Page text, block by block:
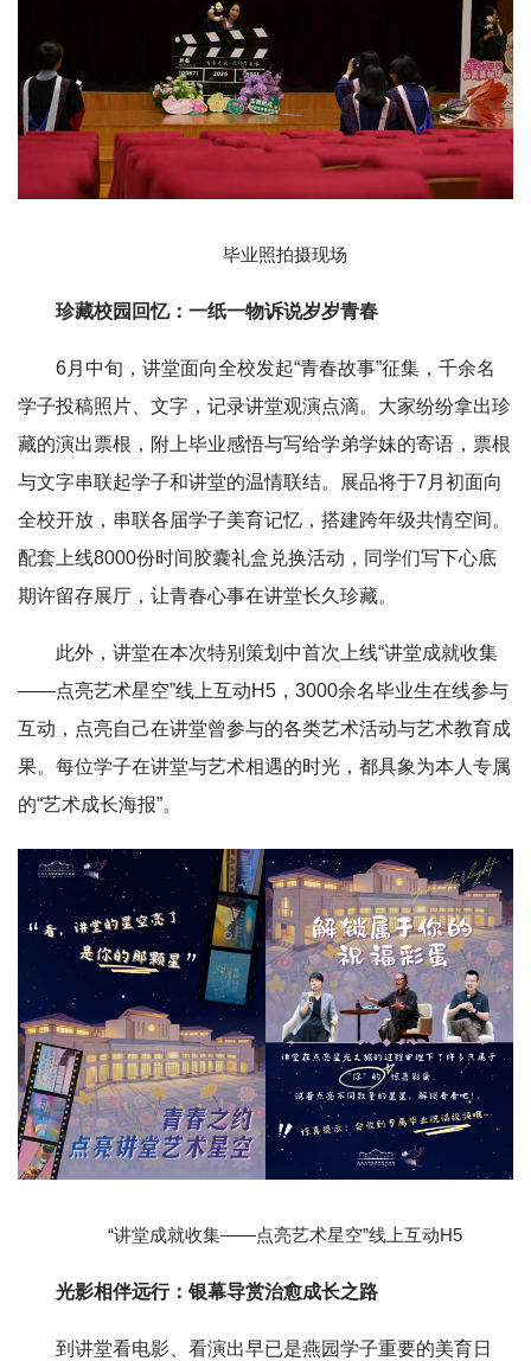
毕业照拍摄现场
珍藏校园回忆：一纸一物诉说岁岁青春
6月中旬，讲堂面向全校发起“青春故事”征集，千余名
学子投稿照片、文字，记录讲堂观演点滴。大家纷纷拿出珍
藏的演出票根，附上毕业感悟与写给学弟学妹的寄语，票根
与文字串联起学子和讲堂的温情联结。展品将于7月初面向
全校开放，串联各届学子美育记忆，搭建跨年级共情空间。
配套上线8000份时间胶囊礼盒兑换活动，同学们写下心底
期许留存展厅，让青春心事在讲堂长久珍藏。
此外，讲堂在本次特别策划中首次上线“讲堂成就收集
——点亮艺术星空”线上互动H5，3000余名毕业生在线参与
互动，点亮自己在讲堂曾参与的各类艺术活动与艺术教育成
果。每位学子在讲堂与艺术相遇的时光，都具象为本人专属
的“艺术成长海报”。
“讲堂成就收集——点亮艺术星空”线上互动H5
光影相伴远行：银幕导赏治愈成长之路
到讲堂看电影、看演出早已是燕园学子重要的美育日